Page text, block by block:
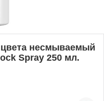
несмываемый
Spray 250 мл.